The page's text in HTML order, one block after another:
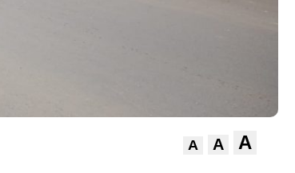
A A A